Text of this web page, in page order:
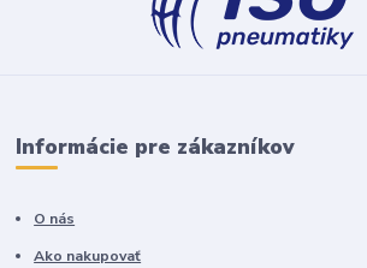
Informácie pre zákazníkov
O nás
Ako nakupovať